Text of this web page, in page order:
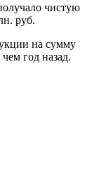
чистую
руб.
на сумму
год назад.